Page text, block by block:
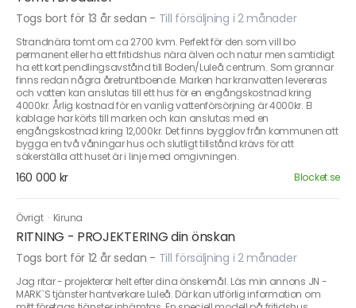
Togs bort för 13 år sedan - Till försäljning i 2 månader
Strandnära tomt om ca 2700 kvm. Perfekt för den som vill bo
permanent eller ha ett fritidshus nära älven och natur men samtidigt
ha ett kort pendlingsavstånd till Boden/Luleå centrum. Som grannar
finns redan några åretruntboende. Marken har kranvatten levereras
och vatten kan anslutas till ett hus för en engångskostnad kring
4000kr. Årlig kostnad för en vanlig vattenförsörjning är 4000kr. El
kablage har körts till marken och kan anslutas med en
engångskostnad kring 12,000kr. Det finns bygglov från kommunen att
bygga en två våningar hus och slutligt tillstånd krävs för att
säkerställa att huset är i linje med omgivningen.
160 000 kr Blocket.se
Övrigt · Kiruna
RITNING - PROJEKTERING din önskan
Togs bort för 12 år sedan - Till försäljning i 2 månader
Jag ritar - projekterar helt efter dina önskemål. Läs min annons JN -
MARK`S tjänster hantverkare Luleå. Där kan utförlig information om